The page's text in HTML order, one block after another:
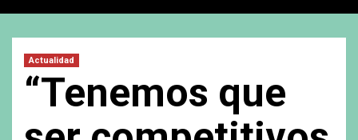
Actualidad
“Tenemos que